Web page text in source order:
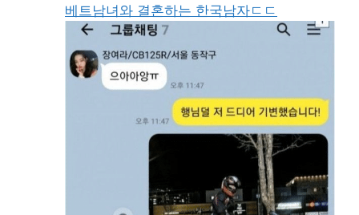
베트남녀와 결혼하는 한국남자ㄷㄷ